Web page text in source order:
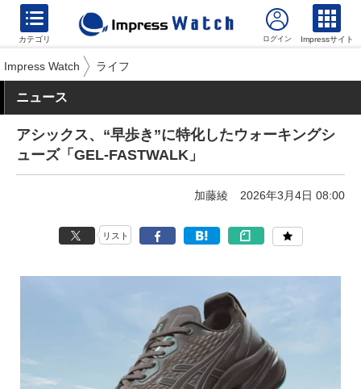
カテゴリ Impressサイト
Impress Watch ライフ
ニュース
アシックス、“早歩き”に特化したウォーキングシ
ューズ「GEL-FASTWALK」
加藤綾 2026年3月4日 08:00
リスト